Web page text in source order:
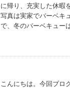
に帰り、充実した休暇
写真は実家でバーベキ
で、冬のバーベキュー
こんにちは。今回ブロ